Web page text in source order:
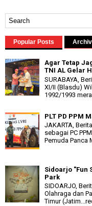
Popular Posts
Agar Tetap
TNI AL Gelar
SURABAYA,
XI/II (Blasdu)
1992/1993
PLT PD PPM
JAKARTA,
sebagai PC
Pemuda Panca
Sidoarjo "Fun
Park
SIDOARJO,
Olahraga dan
Timur